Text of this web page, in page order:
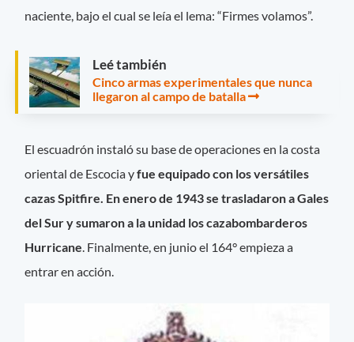
naciente, bajo el cual se leía el lema: “Firmes volamos”.
Leé también
Cinco armas experimentales que nunca
llegaron al campo de batalla
El escuadrón instaló su base de operaciones en la costa
oriental de Escocia yfue equipado con los versátiles
cazas Spitfire. En enero de 1943 se trasladaron a Gales
del Sur y sumaron a la unidad los cazabombarderos
Hurricane. Finalmente, en junio el 164° empieza a
entrar en acción.